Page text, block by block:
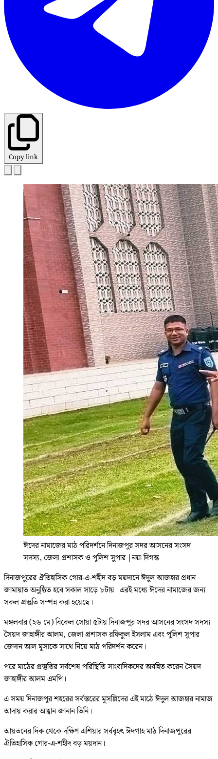
Copy link
ঈদের নামাজের মাঠ পরিদর্শনে দিনাজপুর সদর আসনের সংসদ
সদস্য, জেলা প্রশাসক ও পুলিশ সুপার |নয়া দিগন্ত
দিনাজপুরের ঐতিহাসিক গোর-এ-শহীদ বড় ময়দানে ঈদুল আজহার প্রধান
জামায়াত অনুষ্ঠিত হবে সকাল সাড়ে ৮টায়। এরই মধ্যে ঈদের নামাজের জন্য
সকল প্রস্তুতি সম্পন্ন করা হয়েছে।
মঙ্গলবার (২৬ মে) বিকেল সোয়া ৫টায় দিনাজপুর সদর আসনের সংসদ সদস্য
সৈয়দ জাহাঙ্গীর আলম, জেলা প্রশাসক রফিকুল ইসলাম এবং পুলিশ সুপার
জেদান আল মুসাকে সাথে নিয়ে মাঠ পরিদর্শন করেন।
পরে মাঠের প্রস্তুতির সর্বশেষ পরিস্থিতি সাংবাদিকদের অবহিত করেন সৈয়দ
জাহাঙ্গীর আলম এমপি।
এ সময় দিনাজপুর শহরের সর্বস্তরের মুসল্লিদের এই মাঠে ঈদুল আজহার নামাজ
আদায় করার আহ্বান জানান তিনি।
আয়তনের দিক থেকে দক্ষিণ এশিয়ার সর্ববৃহৎ ঈদগাহ মাঠ দিনাজপুরের
ঐতিহাসিক গোর-এ-শহীদ বড় ময়দান।